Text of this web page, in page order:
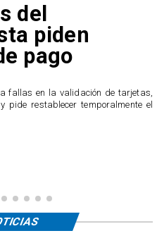
del
piden
pago
fallas en la validación de tarjetas,
pide restablecer temporalmente el